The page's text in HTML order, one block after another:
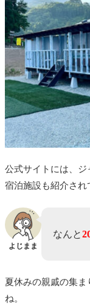
公式サイトには、
宿泊施設も紹介され
よじまま
なんと
夏休みの親戚の集
ね。